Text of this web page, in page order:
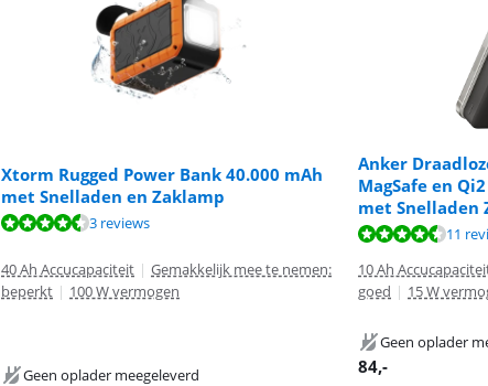
Xtorm Rugged Power Bank 40.000 mAh
met Snelladen en Zaklamp
Beoordeling is 9,3 van de 10, gebaseerd op 3 reviews.
3 reviews
40 Ah Accucapaciteit | Gemakkelijk mee te nemen:
beperkt | 100 W vermogen
Geen oplader meegeleverd
Anker
MagSafe en
met Snelladen
Beoordeling is 8,9 van de 10, gebaseerd op 11 reviews.
11
10 Ah
goed | 15 W
Geen oplader
84,-
Beoordeling is 9,2 van de 10, gebaseerd op 8 reviews.